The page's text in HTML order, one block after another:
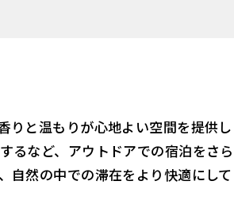
と温もりが心地よい空間を提供
るなど、アウトドアでの宿泊をさ
然の中での滞在をより快適にして